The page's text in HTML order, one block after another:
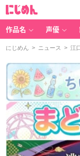
作品名 声優
にじめん > ニュース > 江